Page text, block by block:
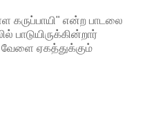
கருப்பாயி" என்ற பாடலை
பாடுயிருக்கின்றார்
வேளை ஏகத்துக்கும்